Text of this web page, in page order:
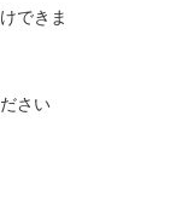
できま
さい